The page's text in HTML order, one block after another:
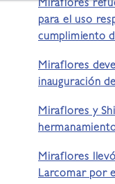
Miraflores
para el uso
cumplimiento
Miraflores
inauguración
Miraflores y
Miraflores
Larcomar por